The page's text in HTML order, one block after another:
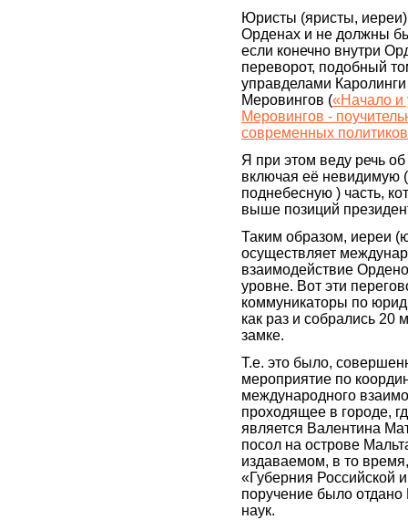
Юристы (яристы,
Орденах и не должны
если конечно внутри
переворот, подобный
управделами
Меровингов («Начало и
Меровингов -
современных
Я при этом веду речь
включая её невидимую
поднебесную ) часть,
выше позиций
Таким образом, иереи
осуществляет
взаимодействие
уровне. Вот эти
коммуникаторы по
как раз и собрались 20
замке.
Т.е. это было,
мероприятие по
международного
проходящее в городе,
является Валентина
посол на острове
издаваемом, в то
«Губерния Российской
поручение было
наук.